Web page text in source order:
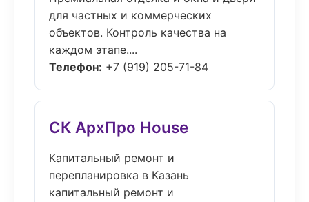
для частных и коммерческих
объектов. Контроль качества на
каждом этапе....
Телефон: +7 (919) 205-71-84
СК АрхПро House
Капитальный ремонт и
перепланировка в Казань
капитальный ремонт и